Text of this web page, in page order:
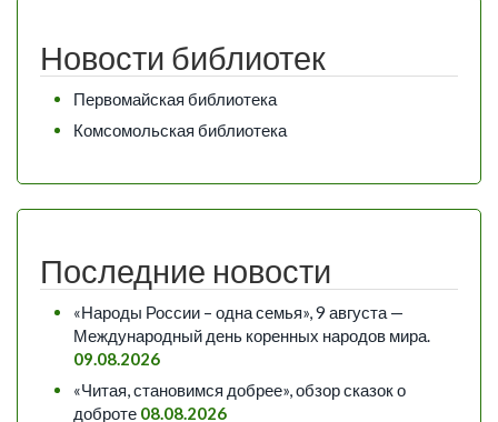
Новости библиотек
Первомайская библиотека
Комсомольская библиотека
Последние новости
«Народы России – одна семья», 9 августа —
Международный день коренных народов мира.
09.08.2026
«Читая, становимся добрее», обзор сказок о
доброте 08.08.2026